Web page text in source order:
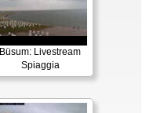
Büsum: Livestream
Spiaggia